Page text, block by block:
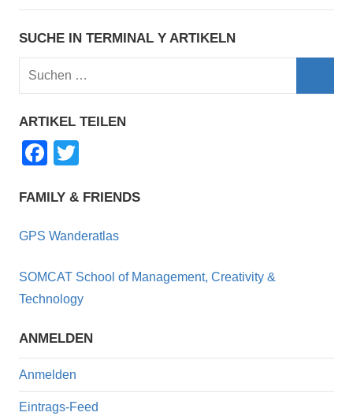
SUCHE IN TERMINAL Y ARTIKELN
Suchen
ARTIKEL TEILEN
F
c
e
o
o
k
tt
er
FAMILY & FRIENDS
GPS Wanderatlas
SOMCAT School of Management, Creativity &
Technology
ANMELDEN
Anmelden
Eintrags-Feed